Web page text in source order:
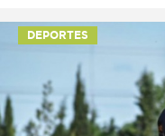
DEPORTES